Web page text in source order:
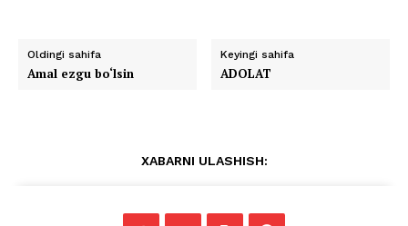
Oldingi sahifa
Amal ezgu bo‘lsin
Keyingi sahifa
ADOLAT
XABARNI ULASHISH: